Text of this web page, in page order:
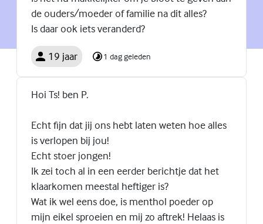
de ouders/moeder of familie na dit alles?
Is daar ook iets veranderd?
19 jaar 1 dag geleden
Hoi Ts! ben P.
Echt fijn dat jij ons hebt laten weten hoe alles
is verlopen bij jou!
Echt stoer jongen!
Ik zei toch al in een eerder berichtje dat het
klaarkomen meestal heftiger is?
Wat ik wel eens doe, is menthol poeder op
mijn eikel sproeien en mij zo aftrek! Helaas is